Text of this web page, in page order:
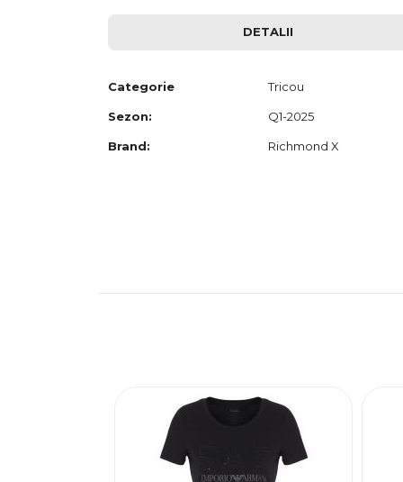
images
gallery
DETALII
Categorie Tricou
Sezon: Q1-2025
Brand: Richmond X